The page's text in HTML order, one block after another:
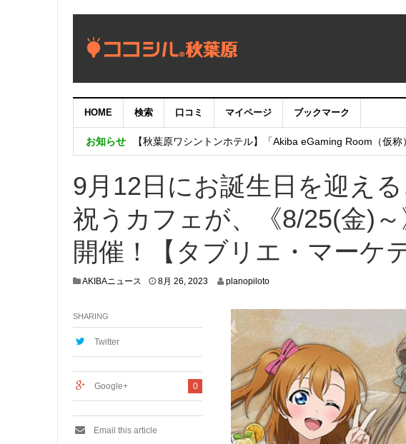
HOME 検索 口コミ マイページ ブックマーク
お知らせ
【重要：9月5日（火）22時】ココシル：アカウントサービス
【秋葉原ワシントンホテル】「Akiba eGaming Room（仮
9月12日にお誕生日を迎え
祝うカフェが、《8/25(金)
開催！【タブリエ・マーケ
AKIBAニュース 8月 26, 20238
planopiloto
SHARING
Twitter
0
Google+
Email this article